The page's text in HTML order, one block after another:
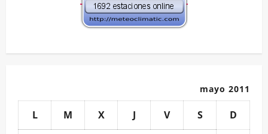
mayo 2011
L M X J V S D